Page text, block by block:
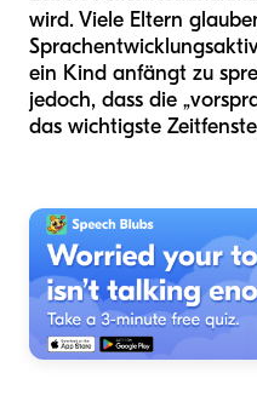
wird. Viele Eltern
ein Kind anfängt zu
jedoch, dass die
das wichtigste